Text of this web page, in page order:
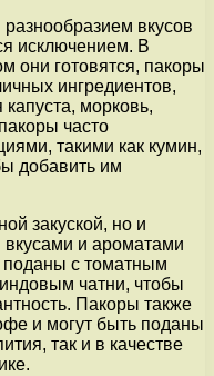
вкусов
исключением. В
они готовятся, пакоры
ингредиентов,
капуста, морковь,
часто
такими как кумин,
добавить им
закуской, но и
и ароматами
поданы с томатным
чатни, чтобы
Пакоры также
и могут быть поданы
так и в качестве